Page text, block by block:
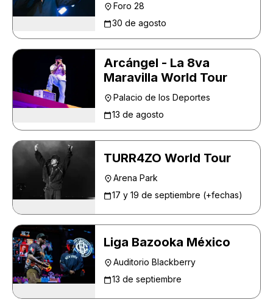
Foro 28
30 de agosto
Arcángel - La 8va
Maravilla World Tour
Palacio de los Deportes
13 de agosto
TURR4ZO World Tour
Arena Park
17 y 19 de septiembre (+fechas)
Liga Bazooka México
Auditorio Blackberry
13 de septiembre